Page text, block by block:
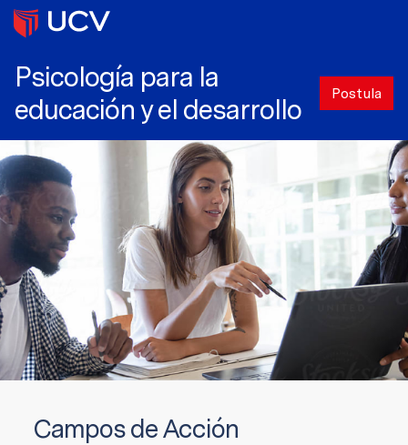
Psicología para la
educación y el desarrollo
Postula
Campos de Acción